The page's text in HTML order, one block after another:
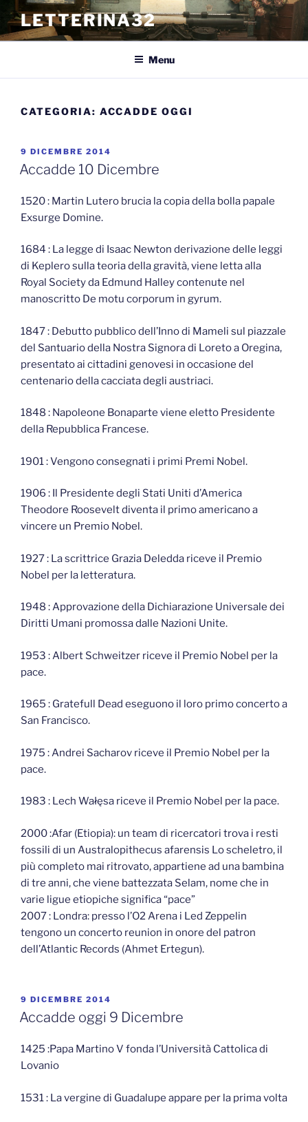
contenuto
LETTERINA32
Menu
CATEGORIA: ACCADDE OGGI
PUBBLICATO
IL
9 DICEMBRE 2014
Accadde 10 Dicembre
1520 : Martin Lutero brucia la copia della bolla papale
Exsurge Domine.
1684 : La legge di Isaac Newton derivazione delle leggi
di Keplero sulla teoria della gravità, viene letta alla
Royal Society da Edmund Halley contenute nel
manoscritto De motu corporum in gyrum.
1847 : Debutto pubblico dell’Inno di Mameli sul piazzale
del Santuario della Nostra Signora di Loreto a Oregina,
presentato ai cittadini genovesi in occasione del
centenario della cacciata degli austriaci.
1848 : Napoleone Bonaparte viene eletto Presidente
della Repubblica Francese.
1901 : Vengono consegnati i primi Premi Nobel.
1906 : Il Presidente degli Stati Uniti d’America
Theodore Roosevelt diventa il primo americano a
vincere un Premio Nobel.
1927 : La scrittrice Grazia Deledda riceve il Premio
Nobel per la letteratura.
1948 : Approvazione della Dichiarazione Universale dei
Diritti Umani promossa dalle Nazioni Unite.
1953 : Albert Schweitzer riceve il Premio Nobel per la
pace.
1965 : Gratefull Dead eseguono il loro primo concerto a
San Francisco.
1975 : Andrei Sacharov riceve il Premio Nobel per la
pace.
1983 : Lech Wałęsa riceve il Premio Nobel per la pace.
2000 :Afar (Etiopia): un team di ricercatori trova i resti
fossili di un Australopithecus afarensis Lo scheletro, il
più completo mai ritrovato, appartiene ad una bambina
di tre anni, che viene battezzata Selam, nome che in
varie ligue etiopiche significa “pace”
2007 : Londra: presso l’O2 Arena i Led Zeppelin
tengono un concerto reunion in onore del patron
dell’Atlantic Records (Ahmet Ertegun).
PUBBLICATO
IL
9 DICEMBRE 2014
Accadde oggi 9 Dicembre
1425 :Papa Martino V fonda l’Università Cattolica di
Lovanio
1531 : La vergine di Guadalupe appare per la prima volta